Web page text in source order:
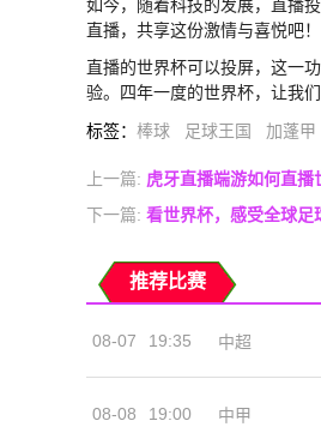
如今，随着科技的发展，直播
直播，共享这份激情与喜悦吧！
直播的世界杯可以投屏，这一
验。四年一度的世界杯，让我
标签： 棒球 足球王国 加蓬甲
上一篇: 虎牙直播端游如何直
下一篇: 看世界杯，感受全球足
推荐比赛
08-07 19:35 中超
08-08 19:00 中甲